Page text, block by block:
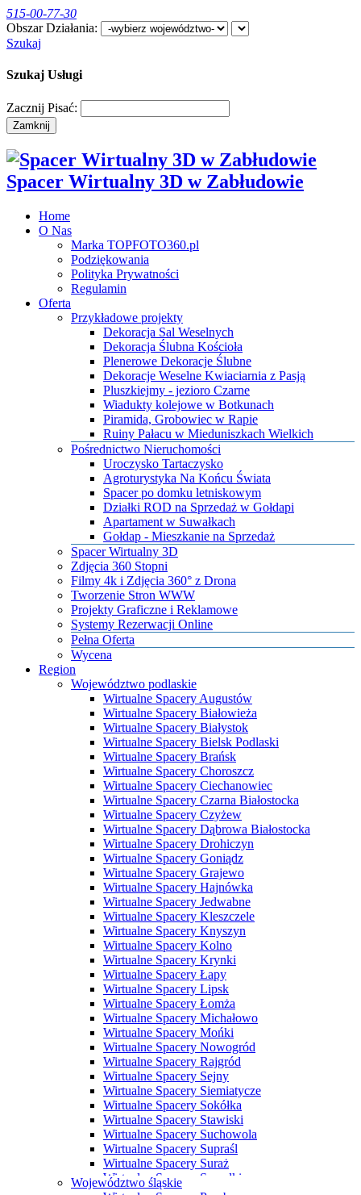
515-00-77-30
Obszar Działania:
Szukaj
Szukaj Usługi
Zacznij Pisać:
Zamknij
​Spacer Wirtualny 3D w Zabłudowie
Home
O Nas
Marka TOPFOTO360.pl
Podziękowania
Polityka Prywatności
Regulamin
Oferta
Przykładowe projekty
Dekoracja Sal Weselnych
Dekoracja Ślubna Kościoła
Plenerowe Dekoracje Ślubne
Dekoracje Weselne Kwiaciarnia z Pasją
Pluszkiejmy - jezioro Czarne
Wiadukty kolejowe w Botkunach
Piramida, Grobowiec w Rapie
Ruiny Pałacu w Mieduniszkach Wielkich
Pośrednictwo Nieruchomości
Uroczysko Tartaczysko
Agroturystyka Na Końcu Świata
Spacer po domku letniskowym
Działki ROD na Sprzedaż w Gołdapi
Apartament w Suwałkach
Gołdap - Mieszkanie na Sprzedaż
​Spacer Wirtualny 3D
​Zdjęcia 360 Stopni
​Filmy 4k i Zdjęcia 360° z Drona
​Tworzenie Stron WWW
​Projekty Graficzne i Reklamowe
​Systemy Rezerwacji Online
Pełna Oferta
Wycena
Region
Województwo podlaskie
Wirtualne Spacery Augustów
Wirtualne Spacery Białowieża
Wirtualne Spacery Białystok
Wirtualne Spacery Bielsk Podlaski
Wirtualne Spacery Brańsk
Wirtualne Spacery Choroszcz
Wirtualne Spacery Ciechanowiec
Wirtualne Spacery Czarna Białostocka
Wirtualne Spacery Czyżew
Wirtualne Spacery Dąbrowa Białostocka
Wirtualne Spacery Drohiczyn
Wirtualne Spacery Goniądz
Wirtualne Spacery Grajewo
Wirtualne Spacery Hajnówka
Wirtualne Spacery Jedwabne
Wirtualne Spacery Kleszczele
Wirtualne Spacery Knyszyn
Wirtualne Spacery Kolno
Wirtualne Spacery Krynki
Wirtualne Spacery Łapy
Wirtualne Spacery Lipsk
Wirtualne Spacery Łomża
Wirtualne Spacery Michałowo
Wirtualne Spacery Mońki
Wirtualne Spacery Nowogród
Wirtualne Spacery Rajgród
Wirtualne Spacery Sejny
Wirtualne Spacery Siemiatycze
Wirtualne Spacery Sokółka
Wirtualne Spacery Stawiski
Wirtualne Spacery Suchowola
Wirtualne Spacery Supraśl
Wirtualne Spacery Suraż
Wirtualne Spacery Suwałki
Województwo śląskie